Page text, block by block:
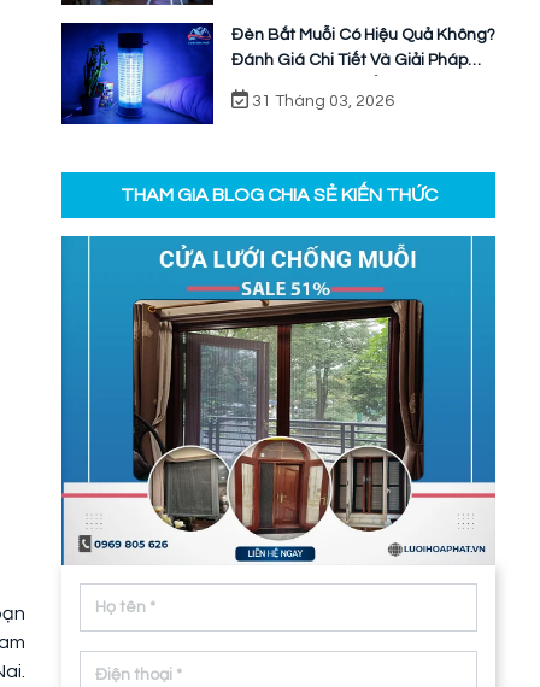
Đèn Bắt Muỗi Có Hiệu Quả Không?
Đánh Giá Chi Tiết Và Giải Pháp
Ngăn Chặn Triệt Để
31 Tháng 03, 2026
THAM GIA BLOG CHIA SẺ KIẾN THỨC